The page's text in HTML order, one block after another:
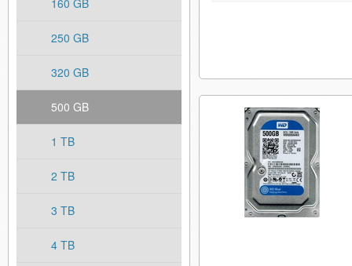
160 GB
250 GB
320 GB
500 GB
1 TB
2 TB
3 TB
4 TB